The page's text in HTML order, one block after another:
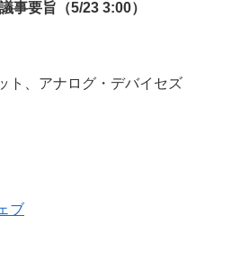
事要旨（5/23 3:00）
ト、アナログ・デバイセズ
ブ